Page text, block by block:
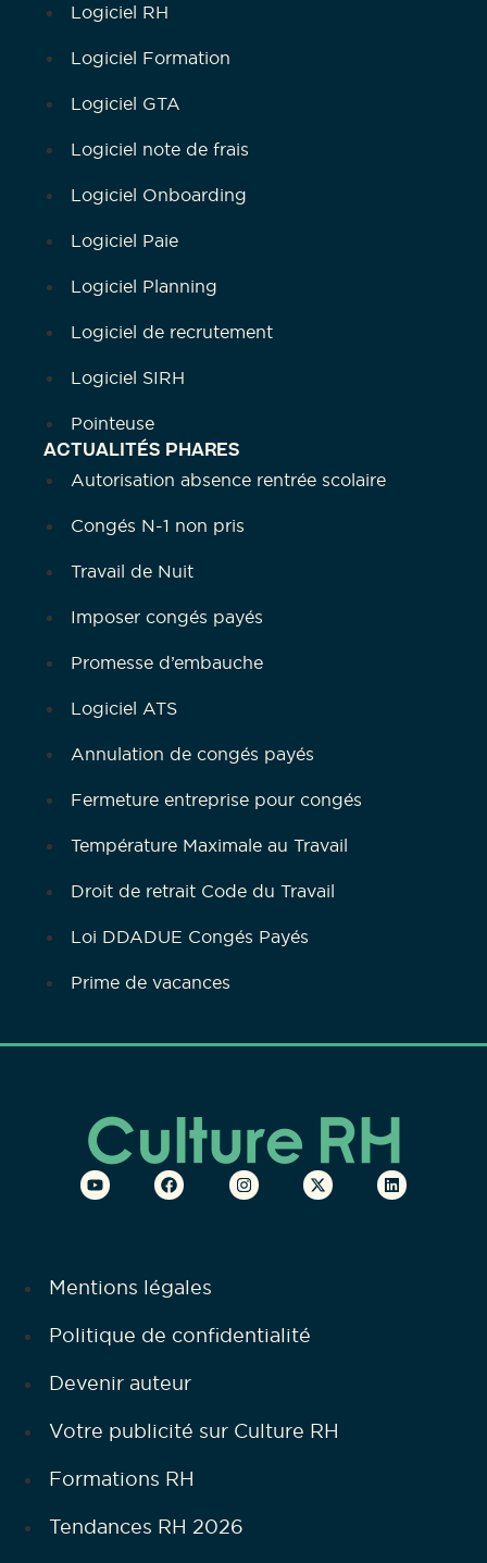
Logiciel RH
Logiciel Formation
Logiciel GTA
Logiciel note de frais
Logiciel Onboarding
Logiciel Paie
Logiciel Planning
Logiciel de recrutement
Logiciel SIRH
Pointeuse
ACTUALITÉS PHARES
Autorisation absence rentrée scolaire
Congés N-1 non pris
Travail de Nuit
Imposer congés payés
Promesse d’embauche
Logiciel ATS
Annulation de congés payés
Fermeture entreprise pour congés
Température Maximale au Travail
Droit de retrait Code du Travail
Loi DDADUE Congés Payés
Prime de vacances
Mentions légales
Politique de confidentialité
Devenir auteur
Votre publicité sur Culture RH
Formations RH
Tendances RH 2026